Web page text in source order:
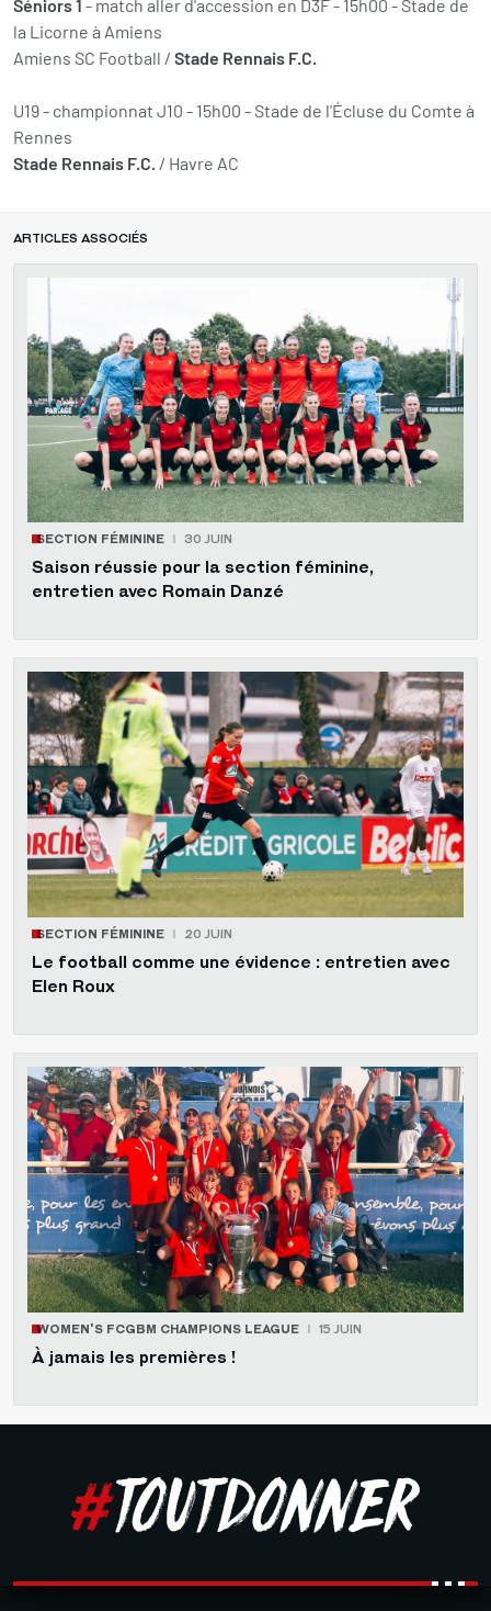
Séniors 1 - match aller d'accession en D3F - 15h00 - Stade de
la Licorne à Amiens
Amiens SC Football / Stade Rennais F.C.
U19 - championnat J10 - 15h00 - Stade de l'Écluse du Comte à
Rennes
Stade Rennais F.C. / Havre AC
ARTICLES ASSOCIÉS
SECTION FÉMININE 30 JUIN
Saison réussie pour la section féminine,
entretien avec Romain Danzé
SECTION FÉMININE 20 JUIN
Le football comme une évidence : entretien avec
Elen Roux
WOMEN'S FCGBM CHAMPIONS LEAGUE 15 JUIN
À jamais les premières !